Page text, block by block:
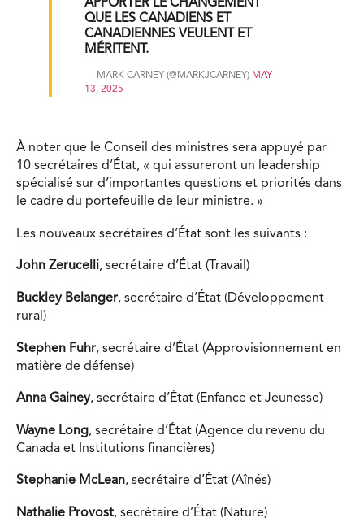
APPORTER LE CHANGEMENT
QUE LES CANADIENS ET
CANADIENNES VEULENT ET
MÉRITENT.
— MARK CARNEY (@MARKJCARNEY) MAY
13, 2025
À noter que le Conseil des ministres sera appuyé par
10 secrétaires d’État, « qui assureront un leadership
spécialisé sur d’importantes questions et priorités dans
le cadre du portefeuille de leur ministre. »
Les nouveaux secrétaires d’État sont les suivants :
John Zerucelli, secrétaire d’État (Travail)
Buckley Belanger, secrétaire d’État (Développement
rural)
Stephen Fuhr, secrétaire d’État (Approvisionnement en
matière de défense)
Anna Gainey, secrétaire d’État (Enfance et Jeunesse)
Wayne Long, secrétaire d’État (Agence du revenu du
Canada et Institutions financières)
Stephanie McLean, secrétaire d’État (Aînés)
Nathalie Provost, secrétaire d’État (Nature)